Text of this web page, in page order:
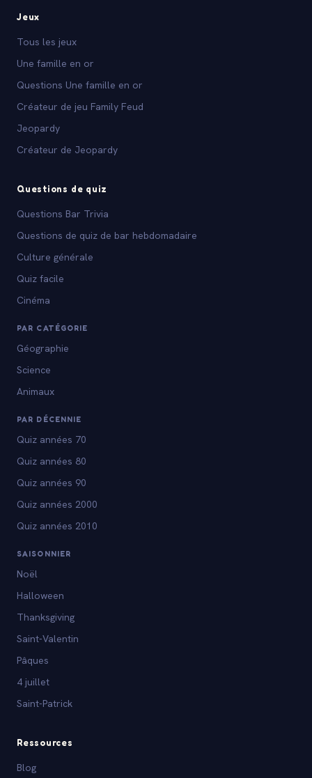
Jeux
Tous les jeux
Une famille en or
Questions Une famille en or
Créateur de jeu Family Feud
Jeopardy
Créateur de Jeopardy
Questions de quiz
Questions Bar Trivia
Questions de quiz de bar hebdomadaire
Culture générale
Quiz facile
Cinéma
PAR CATÉGORIE
Géographie
Science
Animaux
PAR DÉCENNIE
Quiz années 70
Quiz années 80
Quiz années 90
Quiz années 2000
Quiz années 2010
SAISONNIER
Noël
Halloween
Thanksgiving
Saint-Valentin
Pâques
4 juillet
Saint-Patrick
Ressources
Blog